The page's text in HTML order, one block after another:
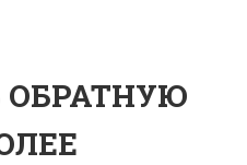
ОБРАТНУЮ